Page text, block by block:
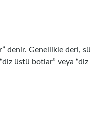
denir. Genellikle deri,
üstü botlar” veya